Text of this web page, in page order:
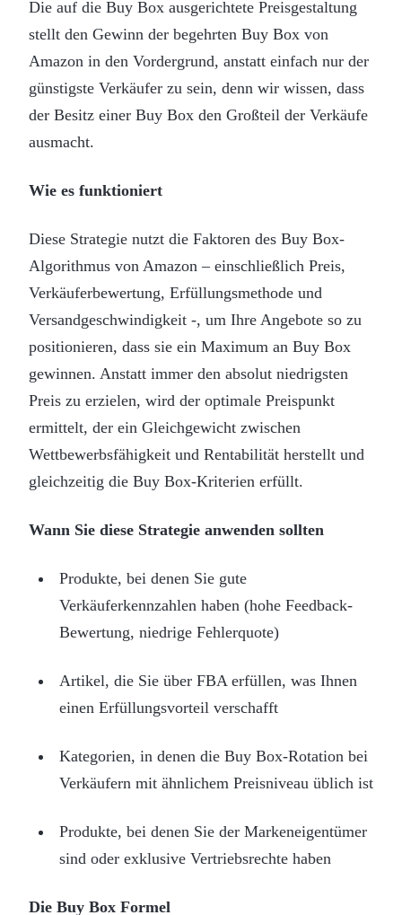
Die auf die Buy Box ausgerichtete Preisgestaltung
stellt den Gewinn der begehrten Buy Box von
Amazon in den Vordergrund, anstatt einfach nur der
günstigste Verkäufer zu sein, denn wir wissen, dass
der Besitz einer Buy Box den Großteil der Verkäufe
ausmacht.
Wie es funktioniert
Diese Strategie nutzt die Faktoren des Buy Box-
Algorithmus von Amazon – einschließlich Preis,
Verkäuferbewertung, Erfüllungsmethode und
Versandgeschwindigkeit -, um Ihre Angebote so zu
positionieren, dass sie ein Maximum an Buy Box
gewinnen. Anstatt immer den absolut niedrigsten
Preis zu erzielen, wird der optimale Preispunkt
ermittelt, der ein Gleichgewicht zwischen
Wettbewerbsfähigkeit und Rentabilität herstellt und
gleichzeitig die Buy Box-Kriterien erfüllt.
Wann Sie diese Strategie anwenden sollten
Produkte, bei denen Sie gute
Verkäuferkennzahlen haben (hohe Feedback-
Bewertung, niedrige Fehlerquote)
Artikel, die Sie über FBA erfüllen, was Ihnen
einen Erfüllungsvorteil verschafft
Kategorien, in denen die Buy Box-Rotation bei
Verkäufern mit ähnlichem Preisniveau üblich ist
Produkte, bei denen Sie der Markeneigentümer
sind oder exklusive Vertriebsrechte haben
Die Buy Box Formel